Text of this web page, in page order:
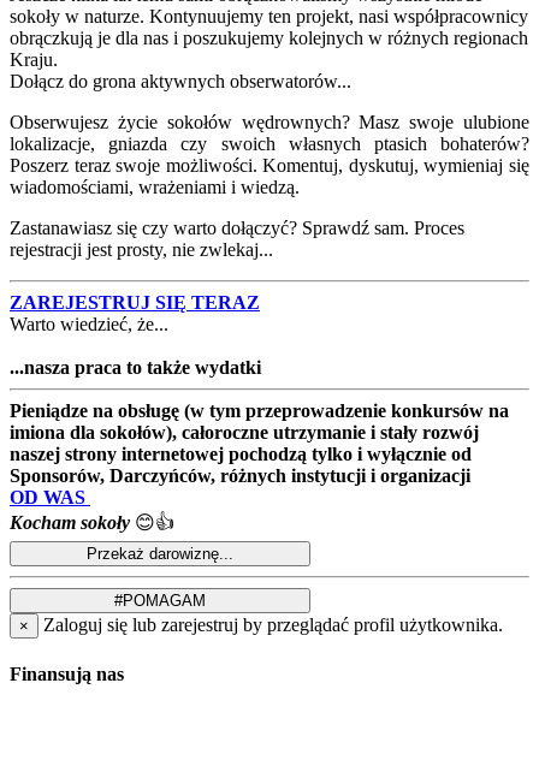
sokoły w naturze. Kontynuujemy ten projekt, nasi współpracownicy
obrączkują je dla nas i poszukujemy kolejnych w różnych regionach
Kraju.
Dołącz do grona aktywnych obserwatorów...
Obserwujesz życie sokołów wędrownych? Masz swoje ulubione
lokalizacje, gniazda czy swoich własnych ptasich bohaterów?
Poszerz teraz swoje możliwości. Komentuj, dyskutuj, wymieniaj się
wiadomościami, wrażeniami i wiedzą.
Zastanawiasz się czy warto dołączyć? Sprawdź sam. Proces
rejestracji jest prosty, nie zwlekaj...
ZAREJESTRUJ SIĘ TERAZ
Warto wiedzieć, że...
...nasza praca to także wydatki
Pieniądze na obsługę (w tym przeprowadzenie konkursów na
imiona dla sokołów), całoroczne utrzymanie i stały rozwój
naszej strony internetowej pochodzą tylko i wyłącznie od
Sponsorów, Darczyńców, różnych instytucji i organizacji
OD WAS
Kocham sokoły 😊👍
× Zaloguj się lub zarejestruj by przeglądać profil użytkownika.
Finansują nas